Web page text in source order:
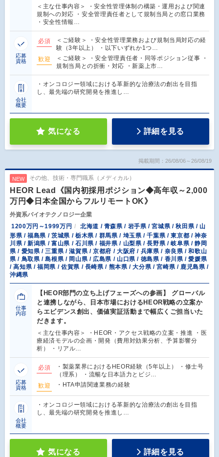
＜主な仕事内容＞ ・安全性管理体制の構築・運用および関連
規制への対応 ・安全管理責任者として規制当局との窓口業務
・安全性情報…
応募
資格
必須
＜ご経験＞ ・安全性管理業務および規制当局対応の経
験（3年以上） ・以下いずれか1つ…
歓迎
＜ご経験＞ ・安全管理責任者・同等ポジション従事 ・
規制当局との折衝・対応 ・新薬上市…
会社
概要
・オンコロジー領域における革新的な治療法の創出を目指
し、最先端の研究開発を推進し…
気になる 詳細を見る
掲載期間：26/08/06～26/08/19
NEW その他、技術・専門職系（メディカル）
HEOR Lead《国内初採用ポジション◆高年収～2,000
万円◆日本全国からフルリモートOK》
外資系バイオテクノロジー企業
1200万円～1999万円
北海道 / 青森県 / 岩手県 / 宮城県 / 秋田県 / 山
形県 / 福島県 / 茨城県 / 栃木県 / 群馬県 / 埼玉県 / 千葉県 / 東京都 / 神奈
川県 / 新潟県 / 富山県 / 石川県 / 福井県 / 山梨県 / 長野県 / 岐阜県 / 静岡
県 / 愛知県 / 三重県 / 滋賀県 / 京都府 / 大阪府 / 兵庫県 / 奈良県 / 和歌山
県 / 鳥取県 / 島根県 / 岡山県 / 広島県 / 山口県 / 徳島県 / 香川県 / 愛媛県
/ 高知県 / 福岡県 / 佐賀県 / 長崎県 / 熊本県 / 大分県 / 宮崎県 / 鹿児島県 /
沖縄県
仕事
内容
【HEOR部門の立ち上げフェーズへの参画】 グローバル
と連携しながら、日本市場におけるHEOR戦略の立案か
らエビデンス創出、価値実証活動まで幅広くご担当いた
だきます。
＜主な仕事内容＞ ・HEOR・アクセス戦略の立案・推進 ・医
療経済モデルの企画・開発（費用対効果分析、予算影響分
析） ・リアル…
応募
資格
必須
・製薬業界におけるHEOR経験（5年以上） ・修士号
（理系） ・流暢な日本語力とビジ…
歓迎
・HTA申請関連業務の経験
会社
概要
・オンコロジー領域における革新的な治療法の創出を目指
し、最先端の研究開発を推進し…
気になる 詳細を見る